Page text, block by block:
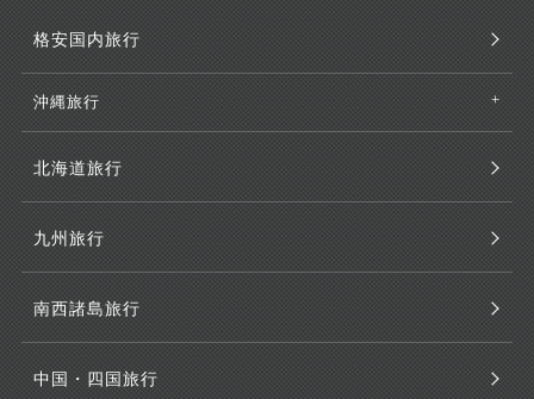
格安国内旅行
沖縄旅行
北海道旅行
九州旅行
南西諸島旅行
中国・四国旅行